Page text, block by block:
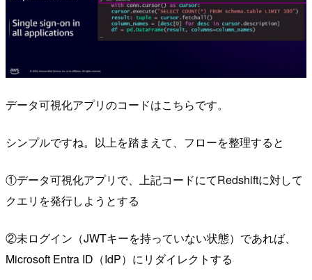
データ可視化アプリのコードはこちらです。
シンプルですね。以上を踏まえて、フローを整理すると
①データ可視化アプリで、上記コードにてRedshiftに対して
クエリを発行しようとする
②未ログイン（JWTキーを持っていない状態）であれば、
Microsoft Entra ID（IdP）にリダイレクトする